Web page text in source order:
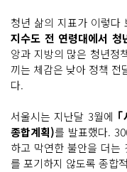
청년 삶의 지표가 이렇다
지수도 전 연령대에서 청
앙과 지방의 많은 청년정
끼는 체감은 낮아 정책 전
다.
서울시는 지난달 3월에 ｢
종합계획)를 발표했다.
하고 막연한 불안을 더는
를 포기하지 않도록 종합